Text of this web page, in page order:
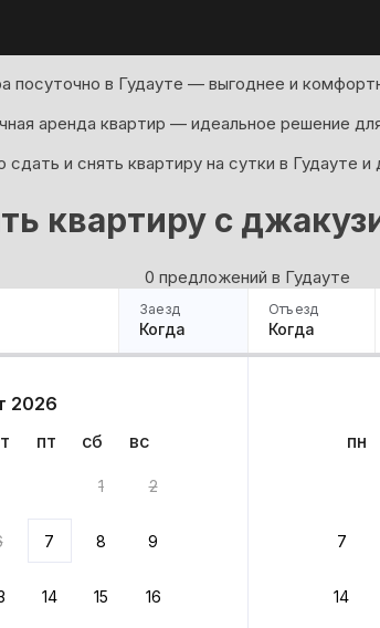
посуточно в Гудауте — выгоднее и
аренда квартир — идеальное решение
и снять квартиру на сутки в Гудауте
квартиру с
0 предложений в Гудауте
Заезд
Когда
Отъезд
Когда
2026
пт сб вс
1 2
7 8 9
14 15 16
пн
7
14
вариант из результатов поиска не